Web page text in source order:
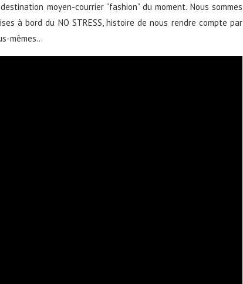
moyen-courrier “fashion” du moment. Nous sommes
à bord du NO STRESS, histoire de nous rendre compte par
mêmes…